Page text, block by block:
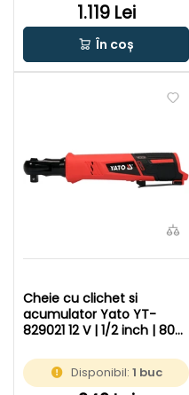
1.119 Lei
În coș
Cheie cu clichet si
acumulator Yato YT-
829021 12 V | 1/2 inch | 80
Fara acumulator si
incarcator | In cutie de
Disponibil: 1 buc